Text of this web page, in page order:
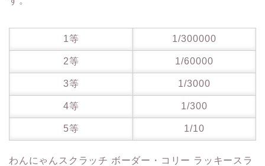
1等 1/300000
2等 1/60000
3等 1/3000
4等 1/300
5等 1/10
わんにゃんスクラッチ ボーダー・コリー ラッキースラ